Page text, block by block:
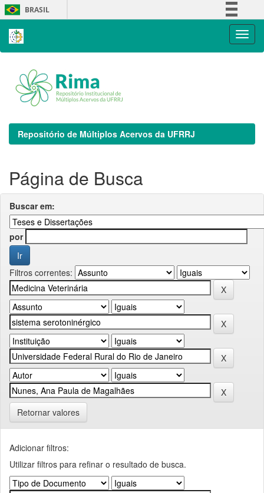
Skip
navigation
BRASIL
Repositório de Múltiplos Acervos da UFRRJ
Página de Busca
Buscar em:
por
Filtros correntes:
Retornar valores
Adicionar filtros:
Utilizar filtros para refinar o resultado de busca.